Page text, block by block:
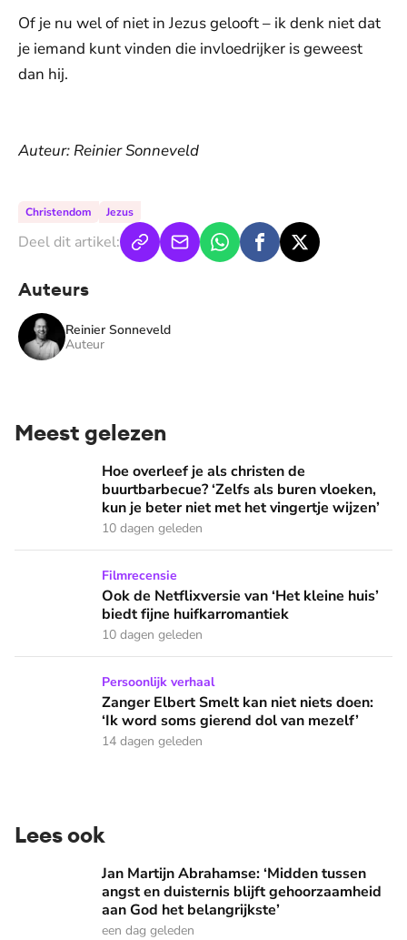
Of je nu wel of niet in Jezus gelooft – ik denk niet dat
je iemand kunt vinden die invloedrijker is geweest
dan hij.
Auteur: Reinier Sonneveld
Christendom Jezus
Deel dit artikel:
Auteurs
Reinier Sonneveld
Auteur
Meest gelezen
Hoe overleef je als christen de buurtbarbecue? ‘Zelfs als
Hoe overleef je als christen de
buurtbarbecue? ‘Zelfs als buren vloeken,
kun je beter niet met het vingertje wijzen’
10 dagen geleden
Ook de Netflixversie van ‘Het kleine huis’ biedt fijne
Filmrecensie
Ook de Netflixversie van ‘Het kleine huis’
biedt fijne huifkarromantiek
10 dagen geleden
Zanger Elbert Smelt kan niet niets doen: ‘Ik word soms
Persoonlijk verhaal
Zanger Elbert Smelt kan niet niets doen:
‘Ik word soms gierend dol van mezelf’
14 dagen geleden
Lees ook
Jan Martijn Abrahamse: ‘Midden tussen angst en
Jan Martijn Abrahamse: ‘Midden tussen
angst en duisternis blijft gehoorzaamheid
aan God het belangrijkste’
een dag geleden